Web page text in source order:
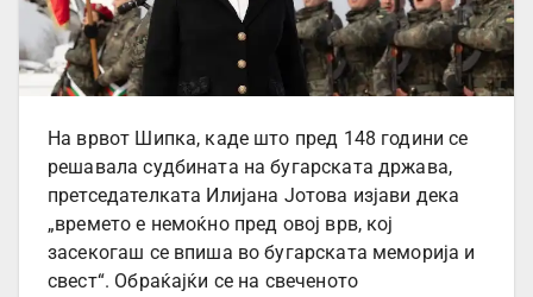
На врвот Шипка, каде што пред 148 години се
решавала судбината на бугарската држава,
претседателката Илијана Јотова изјави дека
„времето е немоќно пред овој врв, кој
засекогаш се впиша во бугарската меморија и
свест“. Обраќајќи се на свеченото